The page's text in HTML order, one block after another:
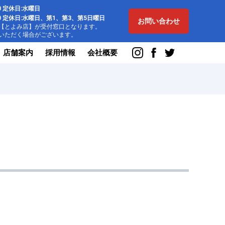
休日:水曜日
休日:水曜日、第1、第3、第5日曜日
よみ店】が受付窓口となります。
だく場合がございます。
お問い合わせ
店舗案内 採用情報 会社概要